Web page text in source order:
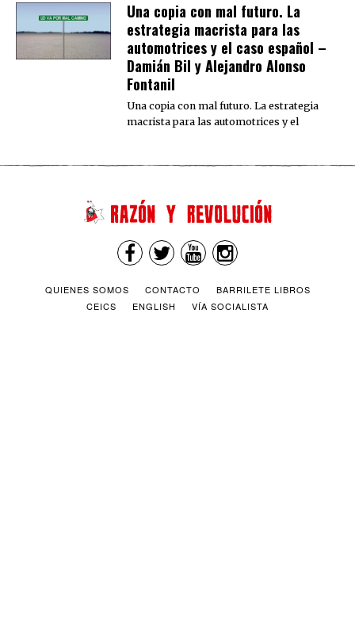
Una copia con mal futuro. La
estrategia macrista para las
automotrices y el caso español –
Damián Bil y Alejandro Alonso
Fontanil
Una copia con mal futuro. La estrategia
macrista para las automotrices y el
QUIENES SOMOS CONTACTO
BARRILETE LIBROS
CEICS
ENGLISH VÍA SOCIALISTA